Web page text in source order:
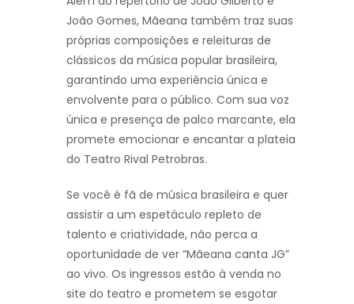
João Gomes, Mãeana também traz suas
próprias composições e releituras de
clássicos da música popular brasileira,
garantindo uma experiência única e
envolvente para o público. Com sua voz
única e presença de palco marcante, ela
promete emocionar e encantar a plateia
do Teatro Rival Petrobras.
Se você é fã de música brasileira e quer
assistir a um espetáculo repleto de
talento e criatividade, não perca a
oportunidade de ver “Mãeana canta JG”
ao vivo. Os ingressos estão à venda no
site do teatro e prometem se esgotar